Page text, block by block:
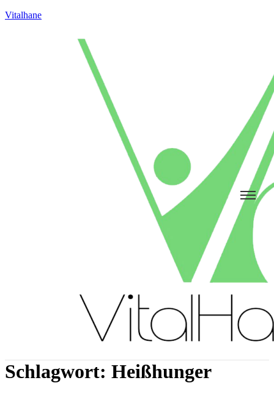
Vitalhane
Schlagwort: Heißhunger